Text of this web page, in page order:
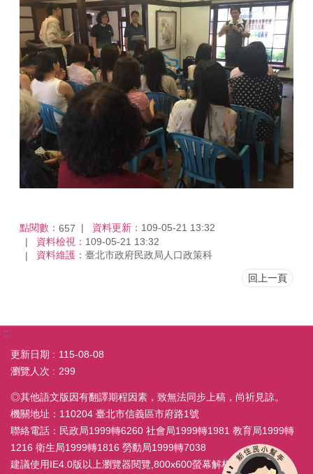
點閱數： 657 資料更新： 109-05-21 13:32
資料檢視： 109-05-21 13:32
資料維護： 臺北市政府民政局人口政策科
回上一頁
:::
更新日期
115-08-08
瀏覽人次
299
◎其他語文版因有翻譯期程因素，致無法同步上稿，尚祈見諒。
機關地址：110204 臺北市信義區市府路1號
聯絡電話：民政局1999轉6260 社會局1999轉1981 教育局1999轉
1216 衛生局1999轉1816 勞動局1999轉7038
建議使用IE4.0版以上瀏覽器閱覽,800x600螢幕解析度